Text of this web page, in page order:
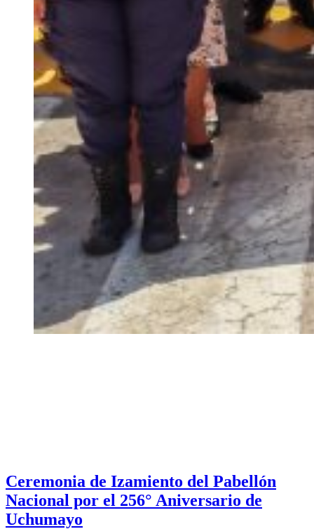
Ceremonia de Izamiento del Pabellón
Nacional por el 256° Aniversario de
Uchumayo